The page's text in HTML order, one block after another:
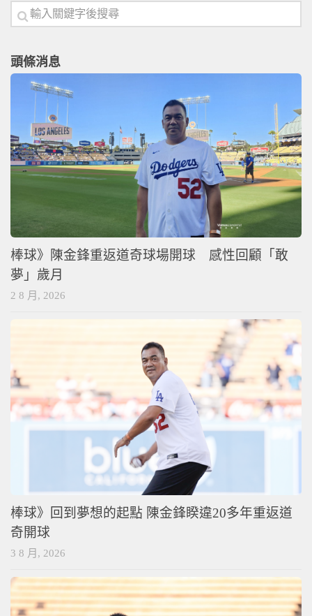
頭條消息
棒球》陳金鋒重返道奇球場開球 感性回顧「敢
夢」歲月
2 8 月, 2026
棒球》回到夢想的起點 陳金鋒睽違20多年重返道
奇開球
3 8 月, 2026